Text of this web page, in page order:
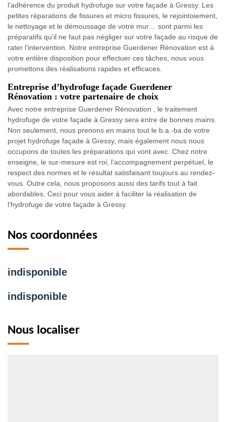
l’adhérence du produit hydrofuge sur votre façade à Gressy. Les
petites réparations de fissures et micro fissures, le rejointoiement,
le nettoyage et le démoussage de votre mur… sont parmi les
préparatifs qu’il ne faut pas négliger sur votre façade au risque de
rater l’intervention. Notre entreprise Guerdener Rénovation est à
votre entière disposition pour effectuer ces tâches, nous vous
promettons des réalisations rapides et efficaces.
Entreprise d’hydrofuge façade Guerdener
Rénovation : votre partenaire de choix
Avec notre entreprise Guerdener Rénovation , le traitement
hydrofuge de votre façade à Gressy sera entre de bonnes mains.
Non seulement, nous prenons en mains tout le b.a.-ba de votre
projet hydrofuge façade à Gressy, mais également nous nous
occupons de toutes les préparations qui vont avec. Chez notre
enseigne, le sur-mesure est roi, l’accompagnement perpétuel, le
respect des normes et le résultat satisfaisant toujours au rendez-
vous. Outre cela, nous proposons aussi des tarifs tout à fait
abordables. Ceci pour vous aider à faciliter la réalisation de
l’hydrofuge de votre façade à Gressy.
Nos coordonnées
indisponible
indisponible
Nous localiser